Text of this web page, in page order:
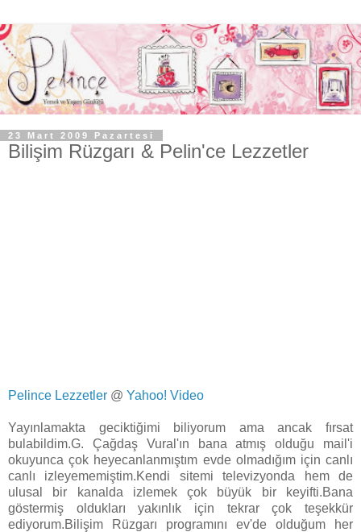
23 Mart 2009 Pazartesi
Bilişim Rüzgarı & Pelin'ce Lezzetler
Pelince Lezzetler @ Yahoo! Video
Yayınlamakta geciktiğimi biliyorum ama ancak fırsat
bulabildim.G. Çağdaş Vural'ın bana atmış olduğu mail'i
okuyunca çok heyecanlanmıştım evde olmadığım için canlı
canlı izleyememiştim.Kendi sitemi televizyonda hem de
ulusal bir kanalda izlemek çok büyük bir keyifti.Bana
göstermiş oldukları yakınlık için tekrar çok teşekkür
ediyorum.Bilişim Rüzgarı programını ev'de olduğum her